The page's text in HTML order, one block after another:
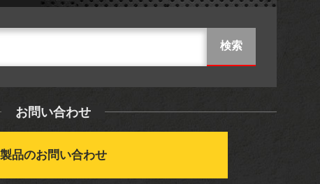
お問い合わせ
製品のお問い合わせ